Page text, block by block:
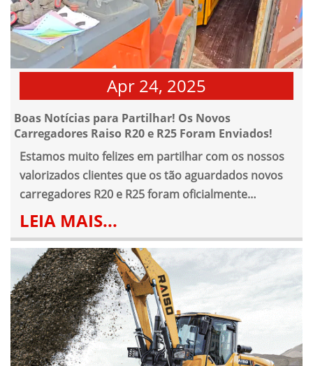
Apr 24, 2025
Boas Notícias para Partilhar! Os Novos
Carregadores Raiso R20 e R25 Foram Enviados!
Estamos muito felizes em partilhar com os nossos
valorizados clientes que os tão aguardados novos
carregadores R20 e R25 foram oficialmente
enviados!
LEIA MAIS...